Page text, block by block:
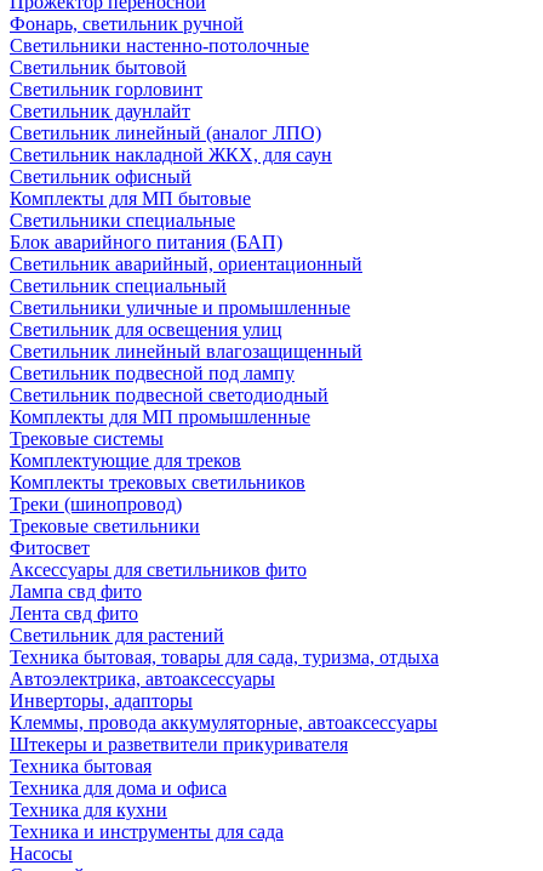
Фонарь, светильник ручной
Светильники настенно-потолочные
Светильник бытовой
Светильник горловинт
Светильник даунлайт
Светильник линейный (аналог ЛПО)
Светильник накладной ЖКХ, для саун
Светильник офисный
Комплекты для МП бытовые
Светильники специальные
Блок аварийного питания (БАП)
Светильник аварийный, ориентационный
Светильник специальный
Светильники уличные и промышленные
Светильник для освещения улиц
Светильник линейный влагозащищенный
Светильник подвесной под лампу
Светильник подвесной светодиодный
Комплекты для МП промышленные
Трековые системы
Комплектующие для треков
Комплекты трековых светильников
Треки (шинопровод)
Трековые светильники
Фитосвет
Аксессуары для светильников фито
Лампа свд фито
Лента свд фито
Светильник для растений
Техника бытовая, товары для сада, туризма, отдыха
Автоэлектрика, автоаксессуары
Инверторы, адапторы
Клеммы, провода аккумуляторные, автоаксессуары
Штекеры и разветвители прикуривателя
Техника бытовая
Техника для дома и офиса
Техника для кухни
Техника и инструменты для сада
Насосы